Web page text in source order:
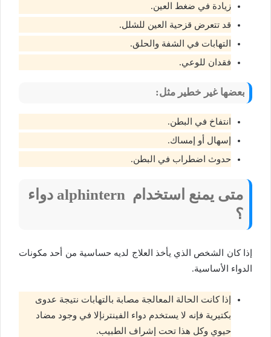
زيادة في ضغط العين.
قد تتعرض قزحية العين للشلل.
التهابات في الشفة والحلق.
فقدان للوعي.
بعضها غير خطير مثل:
انتفاخ في البطن.
إسهال أو إمساك.
حدوث اضطراب في البطن.
متى يمنع استخدام alphintern دواء
؟
إذا كان الشخص الذي يأخذ العلاج لديه حساسية من أحد مكونات
الدواء الأساسية.
إذا كانت الحالة المعالجة مصابة بالتهابات نتيجة عدوى
بكتيرية فإنه لا يستخدم دواء الفينترنإلا في وجود مضاد
حيوي وكل هذا تحت إشراف الطبيب.